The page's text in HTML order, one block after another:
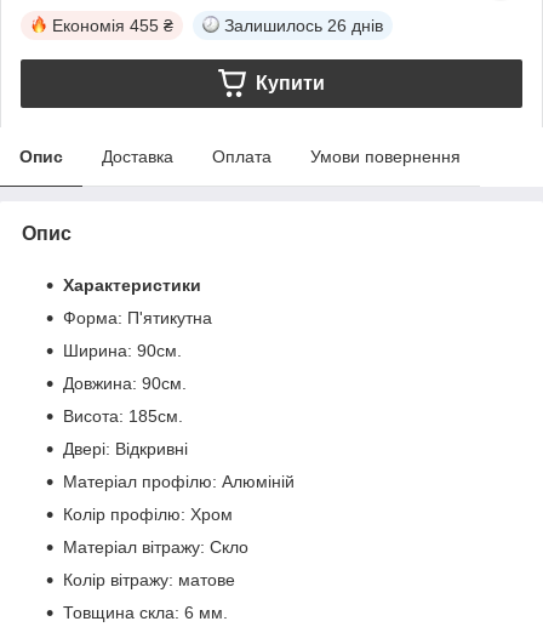
Економія 455 ₴ Залишилось 26 днів
Купити
Опис Доставка Оплата Умови повернення
Опис
Характеристики
Форма: П'ятикутна
Ширина: 90см.
Довжина: 90см.
Висота: 185см.
Двері: Відкривні
Матеріал профілю: Алюміній
Колір профілю: Хром
Матеріал вітражу: Скло
Колір вітражу: матове
Товщина скла: 6 мм.